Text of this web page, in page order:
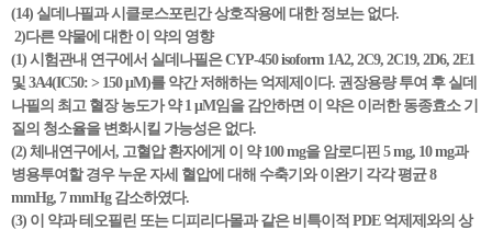
(14) 실데나필과 시클로스포린간 상호작용에 대한 정보는 없다.
2)다른 약물에 대한 이 약의 영향
(1) 시험관내 연구에서 실데나필은 CYP-450 isoform 1A2, 2C9, 2C19, 2D6, 2E1
및 3A4(IC50: > 150 μM)를 약간 저해하는 억제제이다. 권장용량 투여 후 실데
나필의 최고 혈장 농도가 약 1 μM임을 감안하면 이 약은 이러한 동종효소 기
질의 청소율을 변화시킬 가능성은 없다.
(2) 체내연구에서, 고혈압 환자에게 이 약 100 mg을 암로디핀 5 mg, 10 mg과
병용투여할 경우 누운 자세 혈압에 대해 수축기와 이완기 각각 평균 8
mmHg, 7 mmHg 감소하였다.
(3) 이 약과 테오필린 또는 디피리다몰과 같은 비특이적 PDE 억제제와의 상